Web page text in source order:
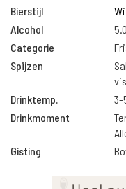
Bierstijl
Alcohol
Categorie
Spijzen
Drinktemp.
3-
Drinkmoment
Gisting